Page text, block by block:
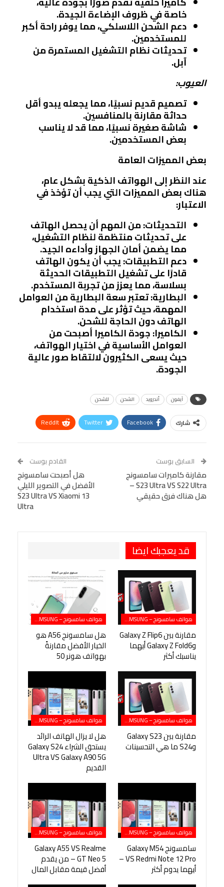
خاصة في ظروف الإضاءة الجيدة.
دعم الشحن اللاسلكي، مما يوفر راحة أكبر
للمستخدمين.
تحديثات نظام التشغيل المستمرة من
آبل.
العيوب:
تصميم قديم نسبيًا، مما يجعله يبدو أقل
حداثة مقارنة بالمنافسين.
شاشة صغيرة نسبيًا، مما قد لا يناسب
بعض المستخدمين.
بعض المميزات العامة
عند النظر إلى الهواتف الذكية بشكل عام،
هناك بعض المميزات التي يجب أن تؤخذ في
الاعتبار:
التحديثات: من المهم أن يحصل الهاتف
على تحديثات منتظمة لنظام التشغيل،
مما يضمن أمان الجهاز وأداءه الجيد.
دعم التطبيقات: يجب أن يكون الهاتف
قادرًا على تشغيل التطبيقات الحديثة
بسلاسة، مما يعزز من تجربة المستخدم.
البطارية: تعتبر سعة البطارية من العوامل
المهمة، حيث تؤثر على مدة استخدام
الهاتف دون الحاجة للشحن.
الكاميرا: جودة الكاميرا أصبحت من
العوامل الأساسية في اختيار الهواتف،
حيث يسعى الكثيرون لالتقاط صور عالية
الجودة.
آيفون أندرويد الشحن للشحن
شارك Facebook
Twitter
ReddIt
Tumblr
البريد الإلكتروني
StumbleUpon
VK
Digg
LINE
BlackBerry
Viber
السابق بوست
مقارنة كاميرات سامسونج
S23 Ultra VS S22 Ultra –
هل هناك فرق حقيقي
القادم بوست
هل أصبحت سامسونج
الأفضل في التصوير الليلي
S23 Ultra VS Xiaomi 13
Ultra
قد يعجبك ايضا
هواتف سامسونج – SAMSUNG
مقارنة بين Galaxy Z Flip6
وGalaxy Z Fold6 أيهما
يناسبك أكثر
هواتف سامسونج – SAMSUNG
هل سامسونج A56 هو
الخيار الأفضل مقارنةً
بهواتف هونر 50
هواتف سامسونج – SAMSUNG
مقارنة بين Galaxy S23
وS24 ما هي التحسينات
هواتف سامسونج – SAMSUNG
هل لا يزال الهاتف الرائد
يستحق الشراء Galaxy S24
Ultra VS Galaxy A90 5G
القديم
هواتف سامسونج – SAMSUNG
سامسونج Galaxy M54
VS Redmi Note 12 Pro –
أيهما يدوم أكثر
هواتف سامسونج – SAMSUNG
Galaxy A55 VS Realme
GT Neo 5 – من يقدم
أفضل قيمة مقابل المال